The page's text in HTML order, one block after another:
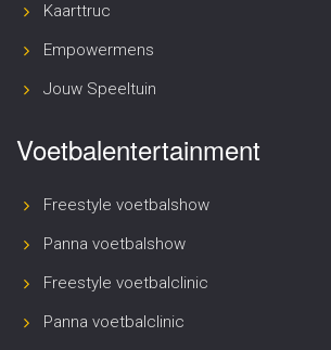
Kaarttruc
Empowermens
Jouw Speeltuin
Voetbalentertainment
Freestyle voetbalshow
Panna voetbalshow
Freestyle voetbalclinic
Panna voetbalclinic